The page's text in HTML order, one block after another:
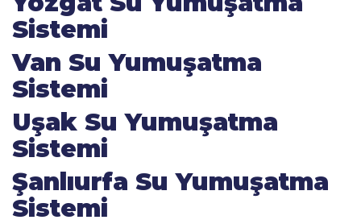
Sistemi
Van Su Yumuşatma
Sistemi
Uşak Su Yumuşatma
Sistemi
Şanlıurfa Su Yumuşatma
Sistemi